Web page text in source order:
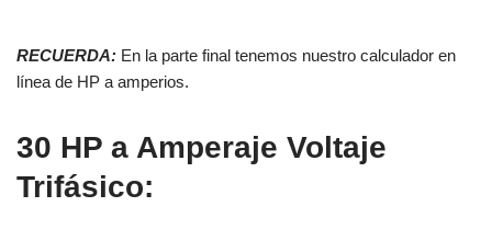
RECUERDA: En la parte final tenemos nuestro calculador en
línea de HP a amperios.
30 HP a Amperaje Voltaje
Trifásico: